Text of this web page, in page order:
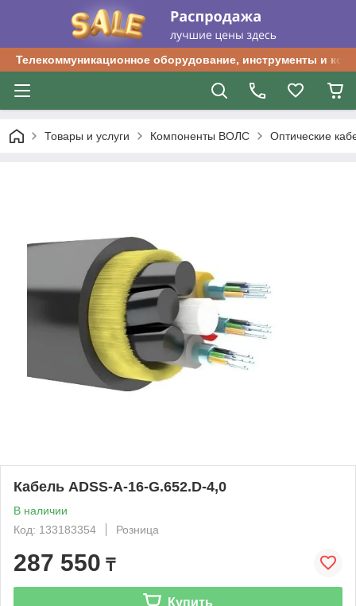
Телекоммуникационное оборудование, инструменты и
Товары и услуги Компоненты ВОЛС Оптические
Кабель ADSS-A-16-G.652.D-4,0
В наличии
Код: 133183354
Розница
287 550 ₸
Купить